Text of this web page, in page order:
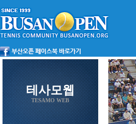
테사모웹
TESAMO WEB